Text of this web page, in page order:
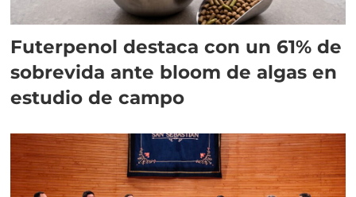
Futerpenol destaca con un 61% de
sobrevida ante bloom de algas en
estudio de campo